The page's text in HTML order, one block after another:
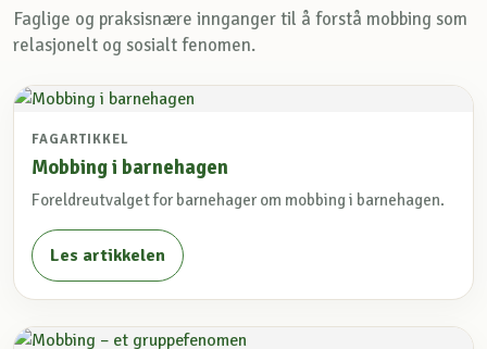
Faglige og praksisnære innganger til å forstå mobbing som
relasjonelt og sosialt fenomen.
FAGARTIKKEL
Mobbing i barnehagen
Foreldreutvalget for barnehager om mobbing i barnehagen.
Les artikkelen